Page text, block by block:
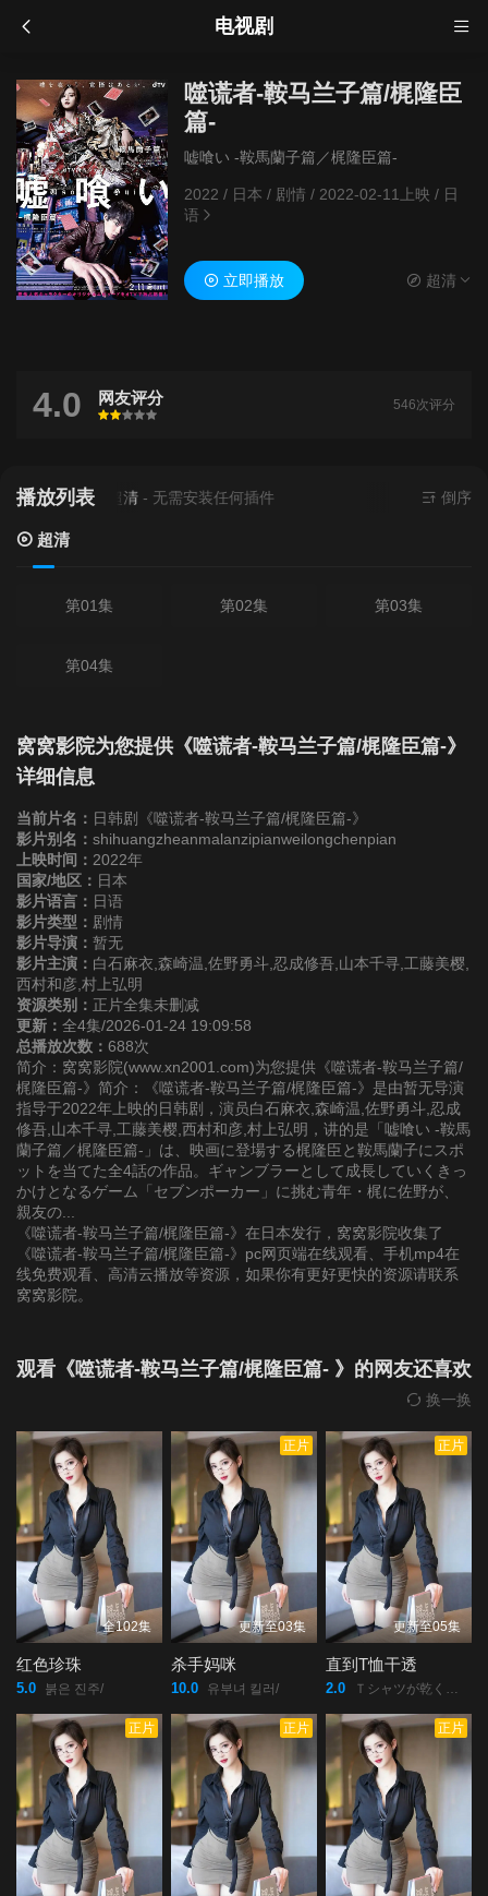
电视剧
噬谎者-鞍马兰子篇/梶隆臣
篇-
嘘喰い -鞍馬蘭子篇／梶隆臣篇-
2022 / 日本 / 剧情/ 2022-02-11上映 / 日
语
立即播放 超清
4.0 网友评分
很差
较差还行推荐力荐
546次评分
播放列表
前资源来源超清- 无需安装任何插件 倒序
超清
第01集 第02集 第03集
第04集
窝窝影院为您提供《噬谎者-鞍马兰子篇/梶隆臣篇-》
详细信息
当前片名： 日韩剧《噬谎者-鞍马兰子篇/梶隆臣篇-》
影片别名： shihuangzheanmalanzipianweilongchenpian
上映时间： 2022年
国家/地区： 日本
影片语言： 日语
影片类型： 剧情
影片导演： 暂无
影片主演： 白石麻衣,森崎温,佐野勇斗,忍成修吾,山本千寻,工藤美樱,
西村和彦,村上弘明
资源类别： 正片全集未删减
更新： 全4集/2026-01-24 19:09:58
总播放次数： 688次
简介：窝窝影院(www.xn2001.com)为您提供《噬谎者-鞍马兰子篇/
梶隆臣篇-》简介：《噬谎者-鞍马兰子篇/梶隆臣篇-》是由暂无导演
指导于2022年上映的日韩剧，演员白石麻衣,森崎温,佐野勇斗,忍成
修吾,山本千寻,工藤美樱,西村和彦,村上弘明，讲的是「嘘喰い -鞍馬
蘭子篇／梶隆臣篇-」は、映画に登場する梶隆臣と鞍馬蘭子にスポ
ットを当てた全4話の作品。ギャンブラーとして成長していくきっ
かけとなるゲーム「セブンポーカー」に挑む青年・梶に佐野が、
親友の...
《噬谎者-鞍马兰子篇/梶隆臣篇-》在日本发行，窝窝影院收集了
《噬谎者-鞍马兰子篇/梶隆臣篇-》pc网页端在线观看、手机mp4在
线免费观看、高清云播放等资源，如果你有更好更快的资源请联系
窝窝影院。
观看《噬谎者-鞍马兰子篇/梶隆臣篇- 》的网友还喜欢
换一换
全102集
红色珍珠
5.0 붉은 진주/
正片
更新至03集
杀手妈咪
10.0 유부녀 킬러/
正片
更新至05集
直到T恤干透
2.0 Ｔシャツが乾くまで/
正片 正片 正片